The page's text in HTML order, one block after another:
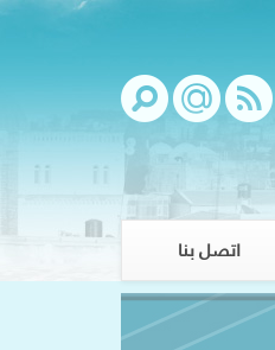
اتصل بنا